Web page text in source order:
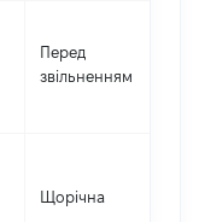
Перед
звільненням
Щорічна